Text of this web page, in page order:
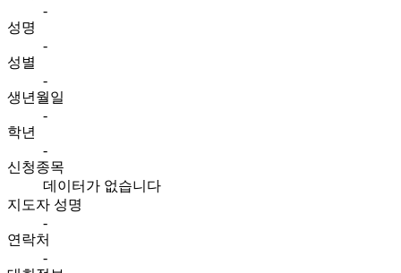
-
성명
-
성별
-
생년월일
-
학년
-
신청종목
데이터가 없습니다
지도자 성명
-
연락처
-